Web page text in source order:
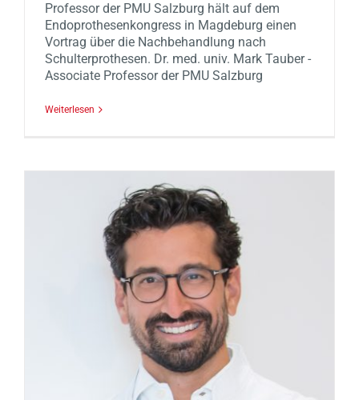
Professor der PMU Salzburg hält auf dem
Endoprothesenkongress in Magdeburg einen
Vortrag über die Nachbehandlung nach
Schulterprothesen. Dr. med. univ. Mark Tauber -
Associate Professor der PMU Salzburg
Weiterlesen